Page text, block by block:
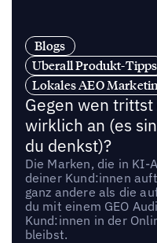
Blogs
Uberall Produkt-Tipps
Lokales AEO
Gegen wen
wirklich an (es
du denkst)?
Die Marken, die in KI-
deiner Kund:innen
ganz andere als die
du mit einem GEO
Kund:innen in der
bleibst.